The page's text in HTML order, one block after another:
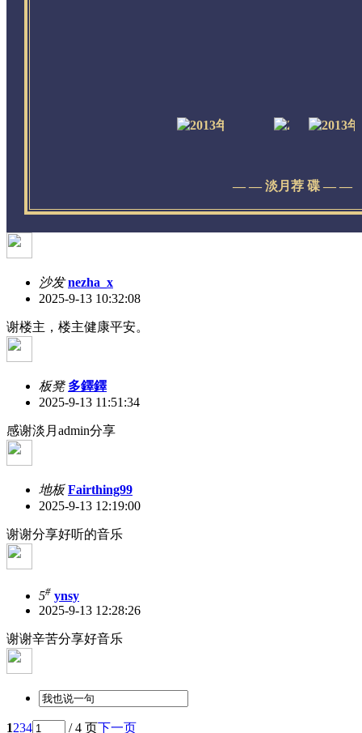
— — 淡月荐 碟 — —
沙发 nezha_x
2025-9-13 10:32:08
谢楼主，楼主健康平安。
板凳 多鐸鐸
2025-9-13 11:51:34
感谢淡月admin分享
地板 Fairthing99
2025-9-13 12:19:00
谢谢分享好听的音乐
5# ynsy
2025-9-13 12:28:26
谢谢辛苦分享好音乐
1234 / 4 页下一页